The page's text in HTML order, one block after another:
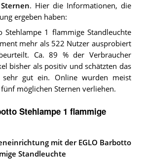
. Hier die Informationen, die
ergeben haben:
Stehlampe 1 flammige Standleuchte
mehr als 522 Nutzer ausprobiert
Ca. 89 % der Verbraucher
bisher als positiv und schätzten das
gut ein. Online wurden meist
möglichen Sternen verliehen.
Stehlampe 1 flammige
mit der EGLO Barbotto
Standleuchte